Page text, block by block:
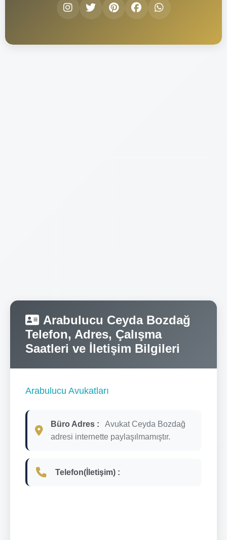
Arabulucu Ceyda Bozdağ
Telefon, Adres, Çalışma
Saatleri ve İletişim Bilgileri
Arabulucu Avukatları
Büro Adres :
Avukat Ceyda Bozdağ
adresi internette paylaşılmamıştır.
Telefon(İletişim) :